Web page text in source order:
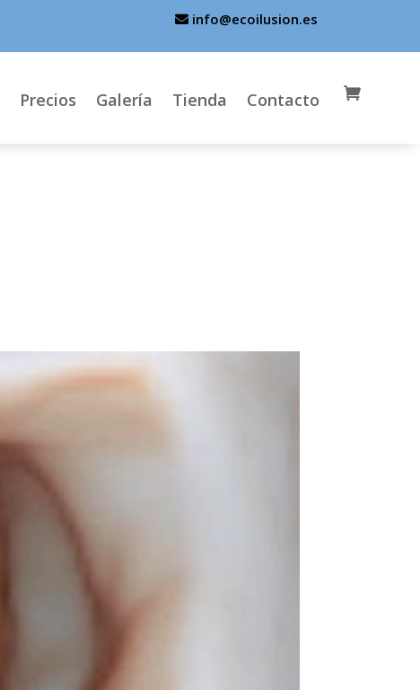
info@ecoilusion.es
Precios Galería Tienda Contacto